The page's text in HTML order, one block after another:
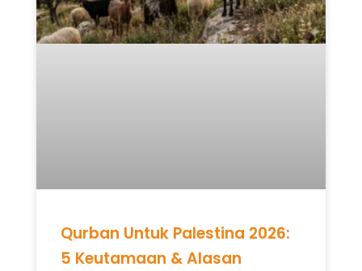
Qurban Untuk Palestina 2026:
5 Keutamaan & Alasan